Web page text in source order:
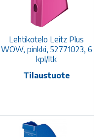
Lehtikotelo Leitz Plus
WOW, pinkki, 52771023, 6
kpl/ltk
Tilaustuote